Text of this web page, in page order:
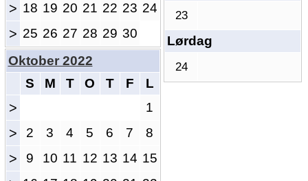
23
Lørdag
24
> 18 19 20 21 22 23 24
> 25 26 27 28 29 30
Oktober 2022
S
M T O T F L
> 1
> 2 3 4 5 6 7 8
> 9 10 11 12 13 14 15